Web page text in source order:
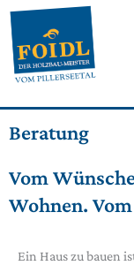
Beratung
Vom
Wohnen.
Ein Haus zu bauen